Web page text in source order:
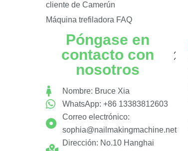
cliente de Camerún
Máquina trefiladora FAQ
Póngase en
contacto con
nosotros
Nombre: Bruce Xia
WhatsApp: +86 13383812603
Correo electrónico:
sophia@nailmakingmachine.net
Dirección: No.10 Hanghai